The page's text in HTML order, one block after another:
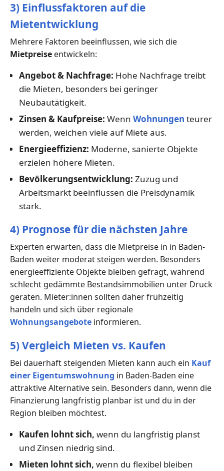
3) Einflussfaktoren auf die
Mietentwicklung
Mehrere Faktoren beeinflussen, wie sich die
Mietpreise entwickeln:
Angebot & Nachfrage: Hohe Nachfrage treibt
die Mieten, besonders bei geringer
Neubautätigkeit.
Zinsen & Kaufpreise: Wenn Wohnungen teurer
werden, weichen viele auf Miete aus.
Energieeffizienz: Moderne, sanierte Objekte
erzielen höhere Mieten.
Bevölkerungsentwicklung: Zuzug und
Arbeitsmarkt beeinflussen die Preisdynamik
stark.
4) Prognose für die nächsten Jahre
Experten erwarten, dass die Mietpreise in in Baden-
Baden weiter moderat steigen werden. Besonders
energieeffiziente Objekte bleiben gefragt, während
schlecht gedämmte Bestandsimmobilien unter Druck
geraten. Mieter:innen sollten daher frühzeitig
handeln und sich über regionale
Wohnungsangebote informieren.
5) Vergleich Mieten vs. Kaufen
Bei dauerhaft steigenden Mieten kann auch ein Kauf
einer Eigentumswohnung in Baden-Baden eine
attraktive Alternative sein. Besonders dann, wenn die
Finanzierung langfristig planbar ist und du in der
Region bleiben möchtest.
Kaufen lohnt sich, wenn du langfristig planst
und Zinsen niedrig sind.
Mieten lohnt sich, wenn du flexibel bleiben